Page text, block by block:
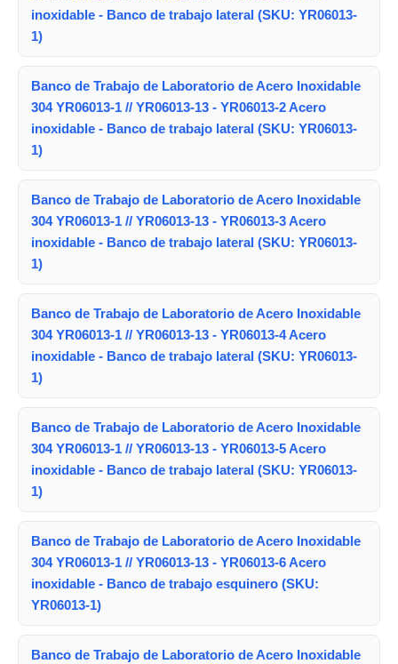
inoxidable - Banco de trabajo lateral (SKU: YR06013-
1)
Banco de Trabajo de Laboratorio de Acero Inoxidable
304 YR06013-1 // YR06013-13 - YR06013-2 Acero
inoxidable - Banco de trabajo lateral (SKU: YR06013-
1)
Banco de Trabajo de Laboratorio de Acero Inoxidable
304 YR06013-1 // YR06013-13 - YR06013-3 Acero
inoxidable - Banco de trabajo lateral (SKU: YR06013-
1)
Banco de Trabajo de Laboratorio de Acero Inoxidable
304 YR06013-1 // YR06013-13 - YR06013-4 Acero
inoxidable - Banco de trabajo lateral (SKU: YR06013-
1)
Banco de Trabajo de Laboratorio de Acero Inoxidable
304 YR06013-1 // YR06013-13 - YR06013-5 Acero
inoxidable - Banco de trabajo lateral (SKU: YR06013-
1)
Banco de Trabajo de Laboratorio de Acero Inoxidable
304 YR06013-1 // YR06013-13 - YR06013-6 Acero
inoxidable - Banco de trabajo esquinero (SKU:
YR06013-1)
Banco de Trabajo de Laboratorio de Acero Inoxidable